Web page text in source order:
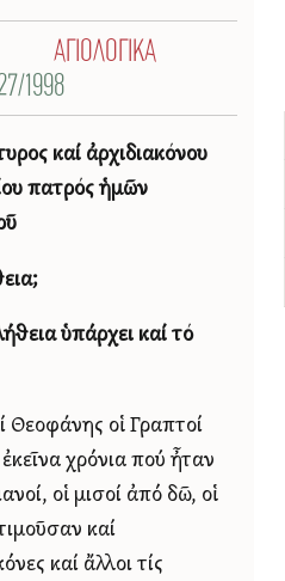
ΑΓΙΟΛΟΓΙΚΑ
1998
καί ἀρχιδιακόνου
πατρός ἡμῶν
ὑπάρχει καί τό
Θεοφάνης οἱ Γραπτοί
χρόνια πού ἦταν
οἱ μισοί ἀπό δῶ, οἱ
καί
καί ἄλλοι τίς